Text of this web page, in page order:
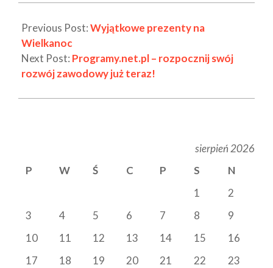
Previous Post:Wyjątkowe prezenty na
Wielkanoc
Next Post: Programy.net.pl – rozpocznij swój
rozwój zawodowy już teraz!
sierpień 2026
P
W Ś C P S
N
1
2
3
4 5 6 7 8
9
10
11 12 13 14 15
16
17
18 19 20 21 22
23